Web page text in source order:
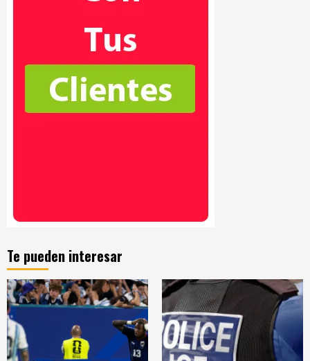
Te pueden interesar